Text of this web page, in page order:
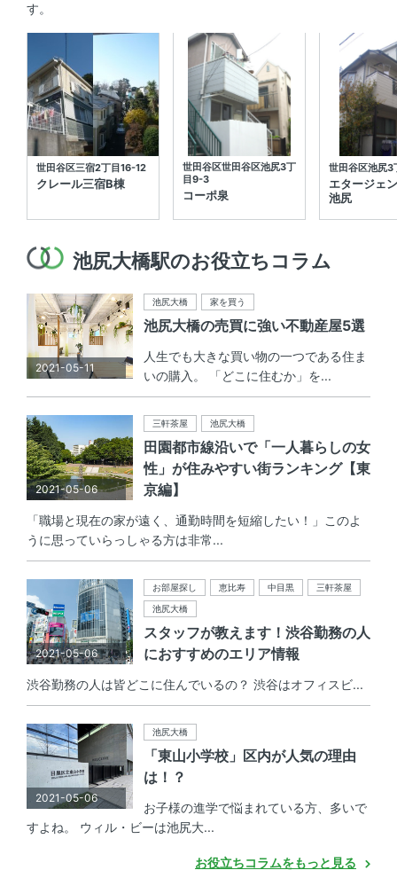
す。
世田谷区三宿2丁目16-12
クレール三宿B棟
世田谷区世田谷区池尻3丁
目9-3
コーポ泉
世田谷区池尻
エタージェ
池尻
池尻大橋駅のお役立ちコラム
2021-05-11
池尻大橋 家を買う
池尻大橋の売買に強い不動産屋5選
人生でも大きな買い物の一つである住ま
いの購入。 「どこに住むか」を...
2021-05-06
三軒茶屋 池尻大橋
田園都市線沿いで「一人暮らしの女
性」が住みやすい街ランキング【東
京編】
「職場と現在の家が遠く、通勤時間を短縮したい！」このよ
うに思っていらっしゃる方は非常...
2021-05-06
お部屋探し 恵比寿 中目黒
三軒茶屋
池尻大橋
スタッフが教えます！渋谷勤務の人
におすすめのエリア情報
渋谷勤務の人は皆どこに住んでいるの？ 渋谷はオフィスビ...
2021-05-06
池尻大橋
「東山小学校」区内が人気の理由
は！？
お子様の進学で悩まれている方、多いで
すよね。 ウィル・ビーは池尻大...
お役立ちコラムをもっと見る